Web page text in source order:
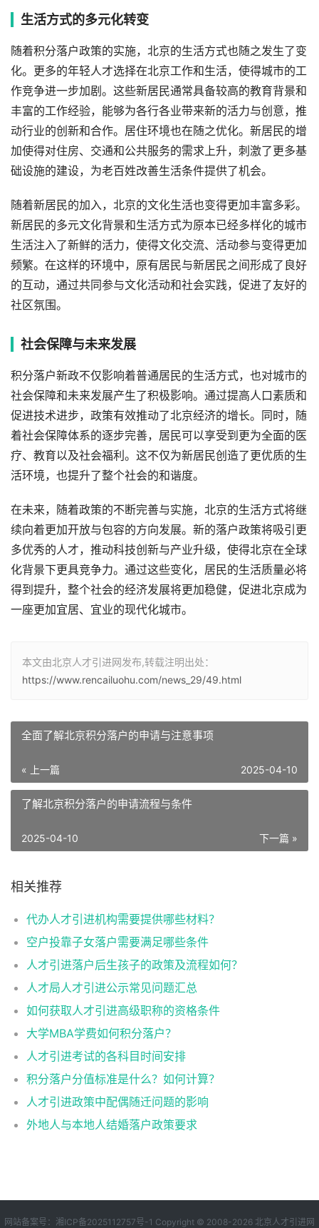
生活方式的多元化转变
随着积分落户政策的实施，北京的生活方式也随之发生了变
化。更多的年轻人才选择在北京工作和生活，使得城市的工
作竞争进一步加剧。这些新居民通常具备较高的教育背景和
丰富的工作经验，能够为各行各业带来新的活力与创意，推
动行业的创新和合作。居住环境也在随之优化。新居民的增
加使得对住房、交通和公共服务的需求上升，刺激了更多基
础设施的建设，为老百姓改善生活条件提供了机会。
随着新居民的加入，北京的文化生活也变得更加丰富多彩。
新居民的多元文化背景和生活方式为原本已经多样化的城市
生活注入了新鲜的活力，使得文化交流、活动参与变得更加
频繁。在这样的环境中，原有居民与新居民之间形成了良好
的互动，通过共同参与文化活动和社会实践，促进了友好的
社区氛围。
社会保障与未来发展
积分落户新政不仅影响着普通居民的生活方式，也对城市的
社会保障和未来发展产生了积极影响。通过提高人口素质和
促进技术进步，政策有效推动了北京经济的增长。同时，随
着社会保障体系的逐步完善，居民可以享受到更为全面的医
疗、教育以及社会福利。这不仅为新居民创造了更优质的生
活环境，也提升了整个社会的和谐度。
在未来，随着政策的不断完善与实施，北京的生活方式将继
续向着更加开放与包容的方向发展。新的落户政策将吸引更
多优秀的人才，推动科技创新与产业升级，使得北京在全球
化背景下更具竞争力。通过这些变化，居民的生活质量必将
得到提升，整个社会的经济发展将更加稳健，促进北京成为
一座更加宜居、宜业的现代化城市。
本文由北京人才引进网发布,转载注明出处：
https://www.rencailuohu.com/news_29/49.html
全面了解北京积分落户的申请与注意事项
« 上一篇 2025-04-10
了解北京积分落户的申请流程与条件
下一篇 »
2025-04-10
相关推荐
代办人才引进机构需要提供哪些材料？
空户投靠子女落户需要满足哪些条件
人才引进落户后生孩子的政策及流程如何？
人才局人才引进公示常见问题汇总
如何获取人才引进高级职称的资格条件
大学MBA学费如何积分落户？
人才引进考试的各科目时间安排
积分落户分值标准是什么？如何计算？
人才引进政策中配偶随迁问题的影响
外地人与本地人结婚落户政策要求
网站备案号： 湘ICP备2025112757号-1 Copyright © 2008-2026 北京人才引进网